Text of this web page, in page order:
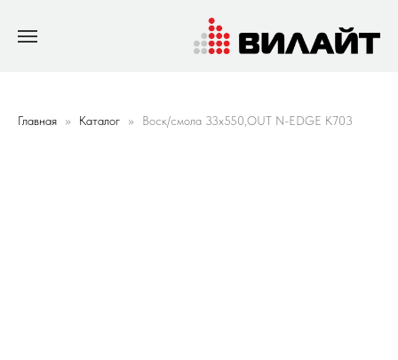
Главная Каталог Воск/смола 33х550,OUT N-EDGE K703